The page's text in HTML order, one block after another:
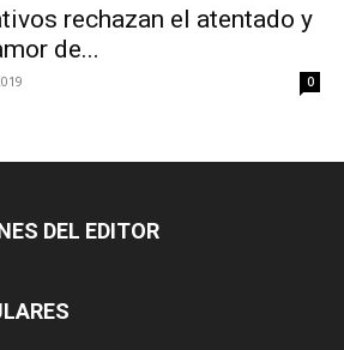
rechazan el atentado y
de...
0
DEL EDITOR